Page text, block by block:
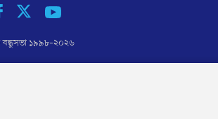
বন্ধুসভা ১৯৯৮–২০২৬